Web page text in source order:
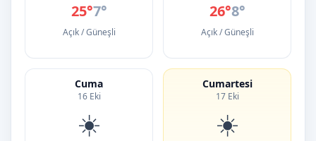
25°7°
Açık / Güneşli
26°8°
Açık / Güneşli
Cuma
16 Eki
☀️
Cumartesi
17 Eki
☀️